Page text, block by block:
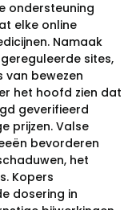
ondersteuning
elke online
Namaak
sites,
bewezen
het hoofd zien dat
geverifieerd
prijzen. Valse
bevorderen
het
Kopers
dosering in